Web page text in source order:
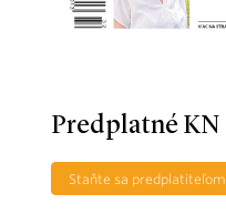
Predplatné KN
Staňte sa predplatiteľom